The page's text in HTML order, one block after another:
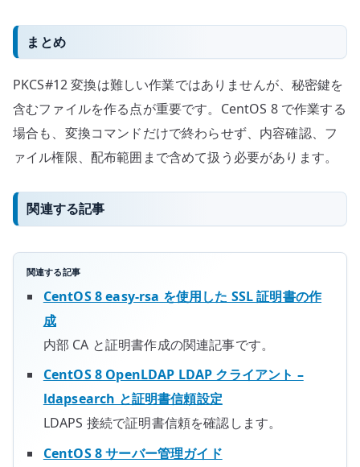
まとめ
PKCS#12 変換は難しい作業ではありませんが、秘密鍵を
含むファイルを作る点が重要です。CentOS 8 で作業する
場合も、変換コマンドだけで終わらせず、内容確認、フ
ァイル権限、配布範囲まで含めて扱う必要があります。
関連する記事
関連する記事
CentOS 8 easy-rsa を使用した SSL 証明書の作
成
内部 CA と証明書作成の関連記事です。
CentOS 8 OpenLDAP LDAP クライアント –
ldapsearch と証明書信頼設定
LDAPS 接続で証明書信頼を確認します。
CentOS 8 サーバー管理ガイド